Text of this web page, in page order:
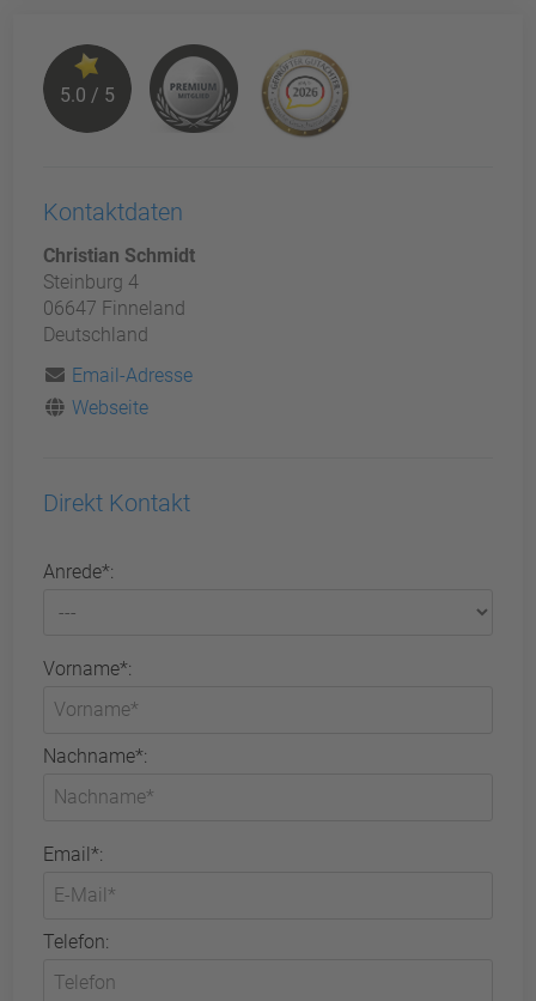
5.0 / 5
Kontaktdaten
Christian Schmidt
Steinburg 4
06647 Finneland
Deutschland
Email-Adresse
Webseite
Direkt Kontakt
Anrede*:
Vorname*:
Nachname*:
Email*:
Telefon: